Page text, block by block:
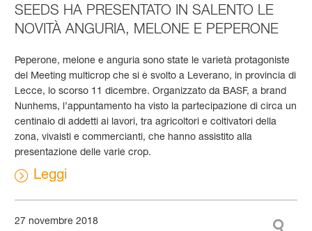
SEEDS HA PRESENTATO IN SALENTO LE
NOVITÀ ANGURIA, MELONE E PEPERONE
Peperone, melone e anguria sono state le varietà protagoniste
del Meeting multicrop che si è svolto a Leverano, in provincia di
Lecce, lo scorso 11 dicembre. Organizzato da BASF, a brand
Nunhems, l’appuntamento ha visto la partecipazione di circa un
centinaio di addetti ai lavori, tra agricoltori e coltivatori della
zona, vivaisti e commercianti, che hanno assistito alla
presentazione delle varie crop.
Leggi
27 novembre 2018